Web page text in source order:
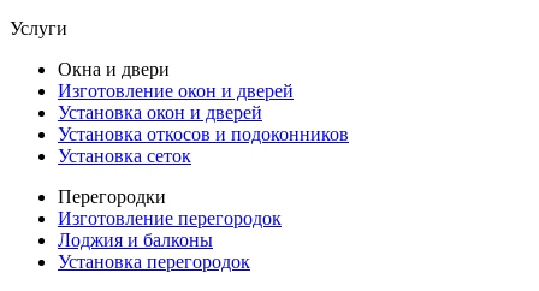
Услуги
Окна и двери
Изготовление окон и дверей
Установка окон и дверей
Установка откосов и подоконников
Установка сеток
Перегородки
Изготовление перегородок
Лоджия и балконы
Установка перегородок